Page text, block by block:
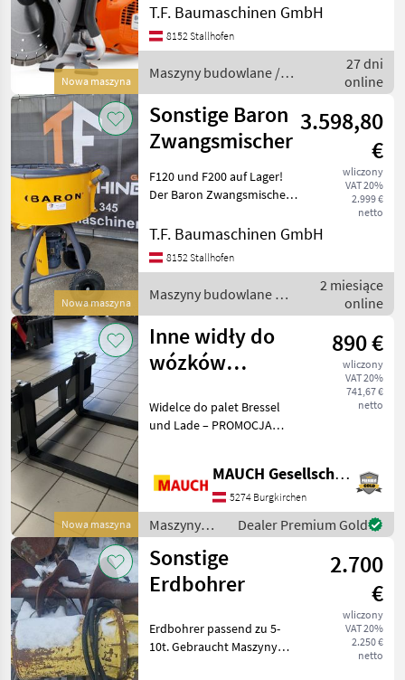
Husqvarna
Stihl
2
Montabert
1
MARKETPLACE
Marketplace
Oferty
dealerów
Ogłoszenia
Nowa maszyna
Wahl, wenn Sie einen
Trennschleifer benötigen,
dem auch unt
T.F. Baumaschinen GmbH
8152 Stallhofen
Maszyny budowlane /
Husqvarna
27 dni
online
Nowa maszyna
Sonstige Baron
Zwangsmischer
3.598,80
€
wliczony
VAT 20%
2.999 €
netto
F120 und F200 auf Lager!
Der Baron Zwangsmischer
Profis. Er überzeugt durch
Kraftreserven, eine schnelle
T.F. Baumaschinen GmbH
8152 Stallhofen
Maszyny budowlane /
Sonstige
2 miesiące
online
Nowa maszyna
Inne widły do
wózków
Bressel & Lade –
000 mm, 2 t
890 €
wliczony
VAT 20%
741,67 €
netto
Widelce do palet Bressel
und Lade – PROMOCJA
Widelce do wózków
widłowych / widelce do
palet - Szerokość materiału
pełne
MAUCH Gesellschaft m.b.H. & Co.KG
5274 Burgkirchen
Maszyny
budowlane /
Sonstige
Dealer Premium Gold
Sonstige
Erdbohrer
2.700
€
wliczony
VAT 20%
2.250 €
netto
Erdbohrer passend zu 5-
10t. Gebraucht Maszyny